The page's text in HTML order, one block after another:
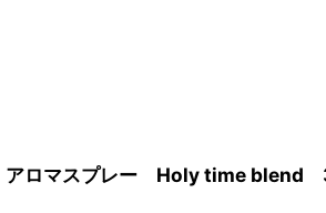
アロマスプレー Holy time blend